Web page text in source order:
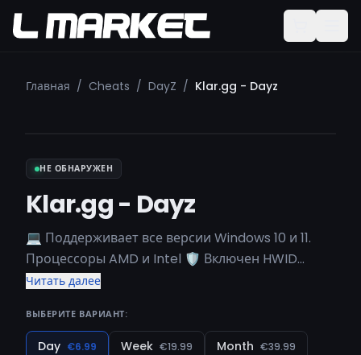
Главная / Cheats / DayZ / Klar.gg - Dayz
НЕ ОБНАРУЖЕН
Klar.gg - Dayz
💻 Поддерживает все версии Windows 10 и 11.
Процессоры AMD и Intel 🛡️ Включен HWID
Spoofer 🔗 Изучите функции:
Нажмите ЗДЕСЬ для статуса
Читать далее
ВЫБЕРИТЕ ВАРИАНТ:
Day €6.99 Week €19.99 Month €39.99